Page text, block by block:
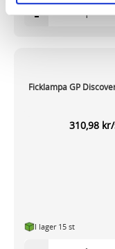
och annonserna till
annons- och
Dessa kan i sin tur
information som du
samlat in när du
-
Ficklampa GP
310,98
I lager 15 st